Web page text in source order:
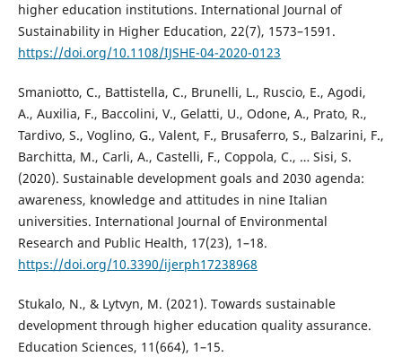
higher education institutions. International Journal of
Sustainability in Higher Education, 22(7), 1573–1591.
https://doi.org/10.1108/IJSHE-04-2020-0123
Smaniotto, C., Battistella, C., Brunelli, L., Ruscio, E., Agodi,
A., Auxilia, F., Baccolini, V., Gelatti, U., Odone, A., Prato, R.,
Tardivo, S., Voglino, G., Valent, F., Brusaferro, S., Balzarini, F.,
Barchitta, M., Carli, A., Castelli, F., Coppola, C., … Sisi, S.
(2020). Sustainable development goals and 2030 agenda:
awareness, knowledge and attitudes in nine Italian
universities. International Journal of Environmental
Research and Public Health, 17(23), 1–18.
https://doi.org/10.3390/ijerph17238968
Stukalo, N., & Lytvyn, M. (2021). Towards sustainable
development through higher education quality assurance.
Education Sciences, 11(664), 1–15.